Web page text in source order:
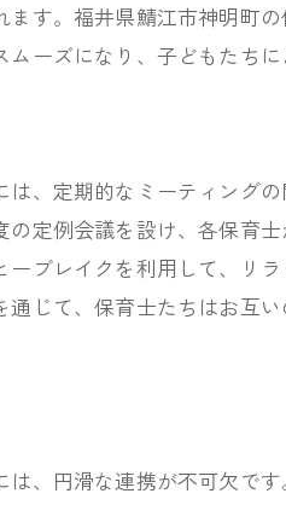
保育士が地域に根ざ
鯖江市で保育士が協力す
鯖江市内の保育士チ
保育士同士の連携を
地域コミュニティを
す。福井県鯖江市神明町
ーズになり、子どもたち
、定期的なミーティング
定例会議を設け、各保育
ブレイクを利用して、リ
じて、保育士たちはお互
、円滑な連携が不可欠で